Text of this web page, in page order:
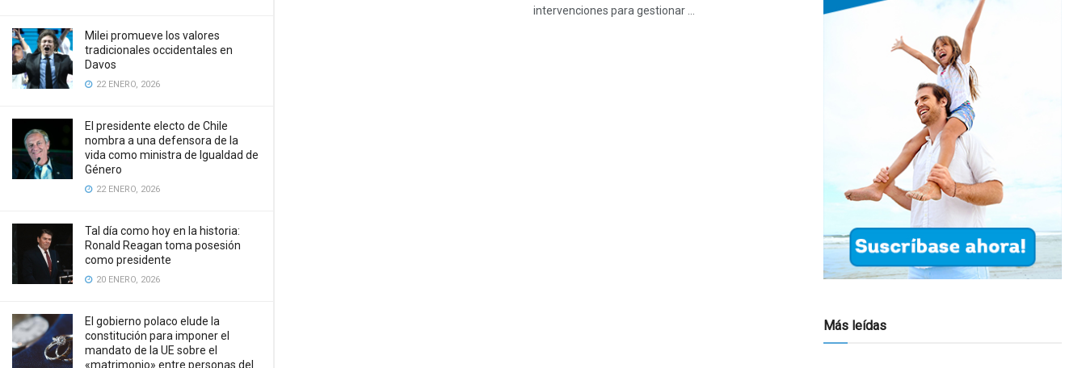
Milei promueve los valores
tradicionales occidentales en
Davos
22 ENERO, 2026
El presidente electo de Chile
nombra a una defensora de la
vida como ministra de Igualdad de
Género
22 ENERO, 2026
Tal día como hoy en la historia:
Ronald Reagan toma posesión
como presidente
20 ENERO, 2026
El gobierno polaco elude la
constitución para imponer el
mandato de la UE sobre el
«matrimonio» entre personas del
intervenciones para gestionar ...
Más leídas